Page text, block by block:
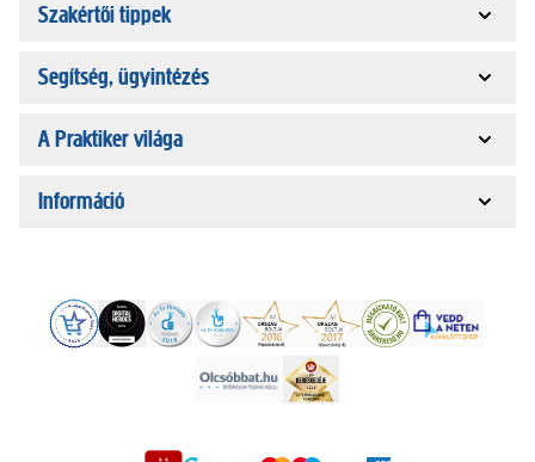
Szakértői tippek
Segítség, ügyintézés
A Praktiker világa
Információ